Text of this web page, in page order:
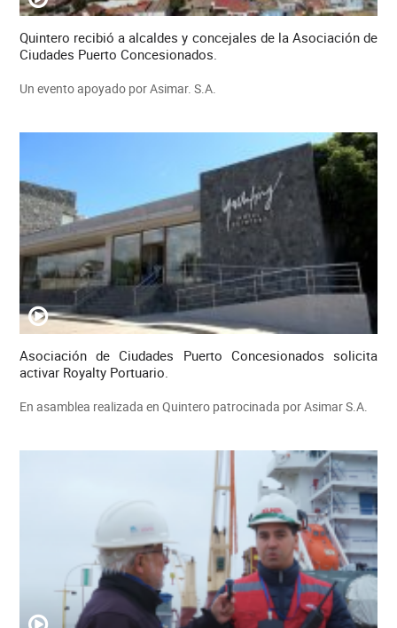
Quintero recibió a alcaldes y concejales de la Asociación de
Ciudades Puerto Concesionados.
Un evento apoyado por Asimar. S.A.
Asociación de Ciudades Puerto Concesionados solicita
activar Royalty Portuario.
En asamblea realizada en Quintero patrocinada por Asimar S.A.